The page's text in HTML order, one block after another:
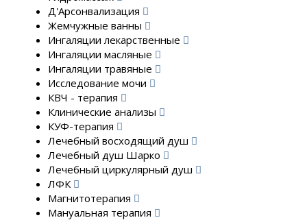
Д'Арсонвализация
Жемчужные ванны
Ингаляции лекарственные
Ингаляции масляные
Ингаляции травяные
Исследование мочи
КВЧ - терапия
Клинические анализы
КУФ-терапия
Лечебный восходящий душ
Лечебный душ Шарко
Лечебный циркулярный душ
ЛФК
Магнитотерапия
Мануальная терапия